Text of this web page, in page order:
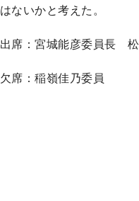
はないかと考えた。
出席：宮城能彦委員長
欠席：稲嶺佳乃委員